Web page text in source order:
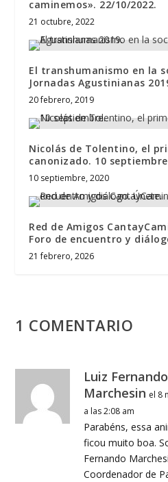
caminemos». 22/10/2022.
21 octubre, 2022
El transhumanismo en la
Jornadas Agustinianas
20 febrero, 2019
Nicolás de Tolentino, el
canonizado. 10
10 septiembre, 2020
Red de Amigos
Foro de encuentro y
21 febrero, 2026
1 COMENTARIO
Luiz Fernando
Marchesin el 8
a las 2:08 am
Parabéns, essa
ficou muito boa.
Fernando
Coordenador de